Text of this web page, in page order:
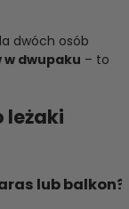
dwóch osób
w dwupaku – to
leżaki
lub balkon?